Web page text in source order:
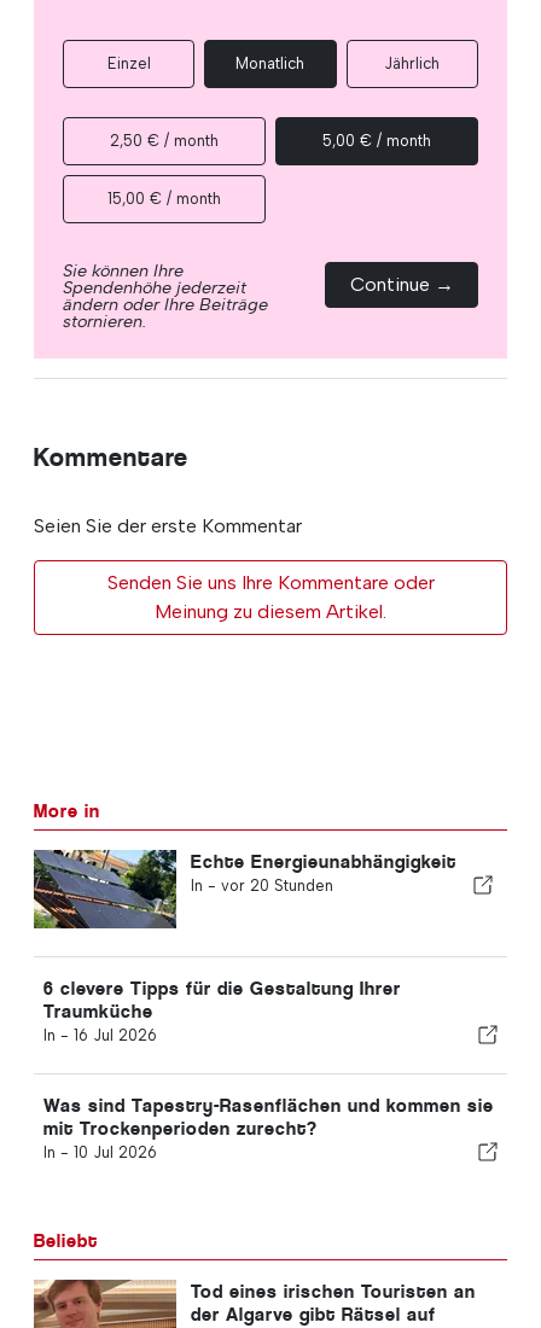
Einzel Monatlich Jährlich
2,50 € / month 5,00 € / month
15,00 € / month
Sie können Ihre
Spendenhöhe jederzeit
ändern oder Ihre Beiträge
stornieren.
Continue →
Kommentare
Seien Sie der erste Kommentar
Senden Sie uns Ihre Kommentare oder
Meinung zu diesem Artikel.
More in
Echte Energieunabhängigkeit
In - vor 20 Stunden
6 clevere Tipps für die Gestaltung Ihrer
Traumküche
In - 16 Jul 2026
Was sind Tapestry-Rasenflächen und kommen sie
mit Trockenperioden zurecht?
In - 10 Jul 2026
Beliebt
Tod eines irischen Touristen an
der Algarve gibt Rätsel auf